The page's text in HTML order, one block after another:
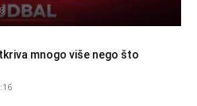
mnogo više nego što